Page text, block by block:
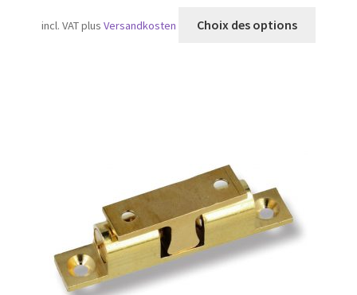
incl. VATplusVersandkosten Choix des options